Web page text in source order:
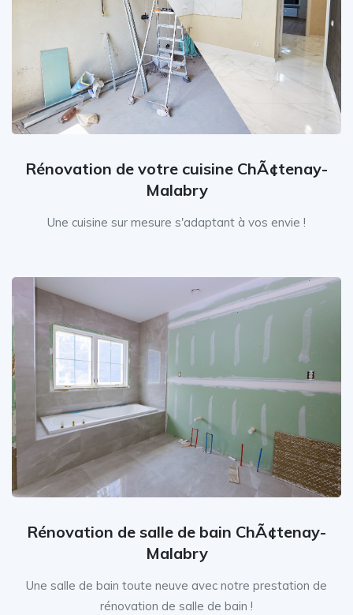
Rénovation de votre cuisine ChÃ¢tenay-
Malabry
Une cuisine sur mesure s'adaptant à vos envie !
Rénovation de salle de bain ChÃ¢tenay-
Malabry
Une salle de bain toute neuve avec notre prestation de
rénovation de salle de bain !